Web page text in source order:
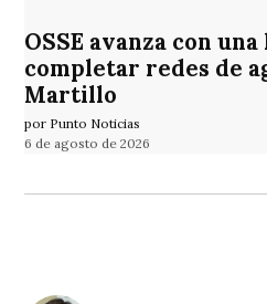
OSSE avanza con
completar redes de
Martillo
por Punto Noticias
6 de agosto de 2026